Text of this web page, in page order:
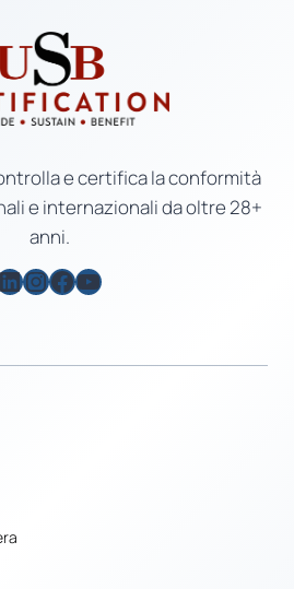
e certifica la conformità
e internazionali da oltre 28+
anni.
Instagram
Facebook
YouTube